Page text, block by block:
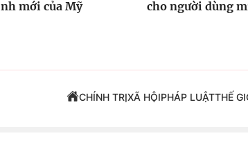
mới của Mỹ
cho người dùng
CHÍNH TRỊXÃ HỘIPHÁP LUẬTTHẾ